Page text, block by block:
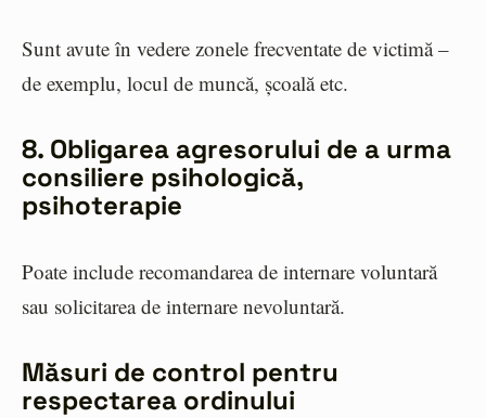
Sunt avute în vedere zonele frecventate de victimă –
de exemplu, locul de muncă, școală etc.
8. Obligarea agresorului de a urma
consiliere psihologică,
psihoterapie
Poate include recomandarea de internare voluntară
sau solicitarea de internare nevoluntară.
Măsuri de control pentru
respectarea ordinului